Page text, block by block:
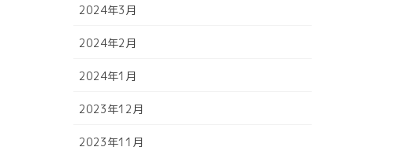
2024年3月
2024年2月
2024年1月
2023年12月
2023年11月